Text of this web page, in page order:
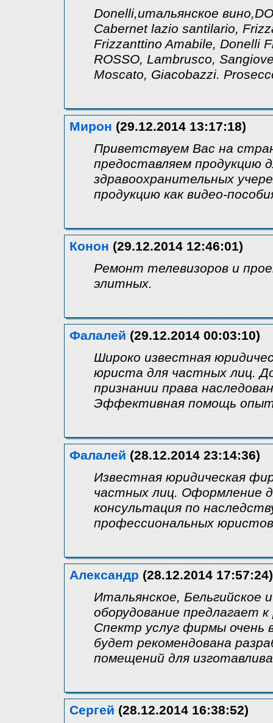
Donelli,итальянское
Cabernet lazio santilario,
Frizzanttino Amabile, Donelli
ROSSO, Lambrusco,
Moscato, Giacobazzi.
Мирон (29.12.2014 13:17:18)
Приветствуем Вас на
предоставляем продукцию
здравоохранительных
продукцию как видео-
Конон (29.12.2014 12:46:01)
Ремонт телевизоров и
элитных.
Фалалей (29.12.2014 00:03:10)
Широко известная
юриста для частных лиц.
признании права
Эффективная помощь
Фалалей (28.12.2014 23:14:36)
Известная юридическая
частных лиц. Оформление
консультация по
профессиональных
Александр (28.12.2014 17:57:24)
Итальянское, Бельгийское
оборудование предлагает
Спектр услуг фирмы очень
будет рекомендована
помещений для
Сергей (28.12.2014 16:38:52)